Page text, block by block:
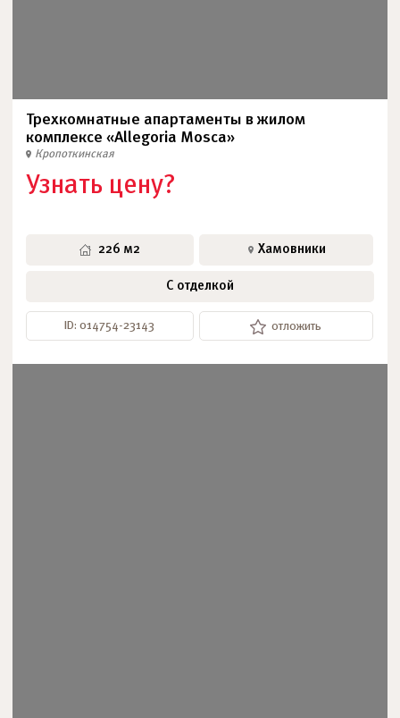
Трехкомнатные апартаменты в жилом
комплексе «Allegoria Mosca»
Кропоткинская
Узнать цену?
226 м2 Хамовники
С отделкой
ID: 014754-23143 отложить